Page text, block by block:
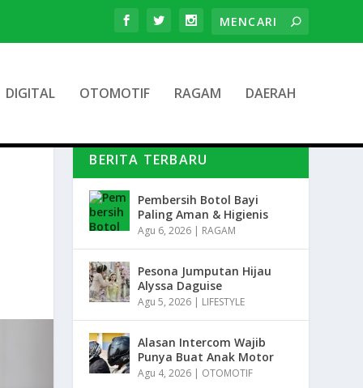
DIGITAL OTOMOTIF RAGAM DAERAH
BERITA TERBARU
Pembersih Botol Bayi
Paling Aman & Higienis
Agu 6, 2026 | RAGAM
Pesona Jumputan Hijau
Alyssa Daguise
Agu 5, 2026 | LIFESTYLE
Alasan Intercom Wajib
Punya Buat Anak Motor
Agu 4, 2026 | OTOMOTIF